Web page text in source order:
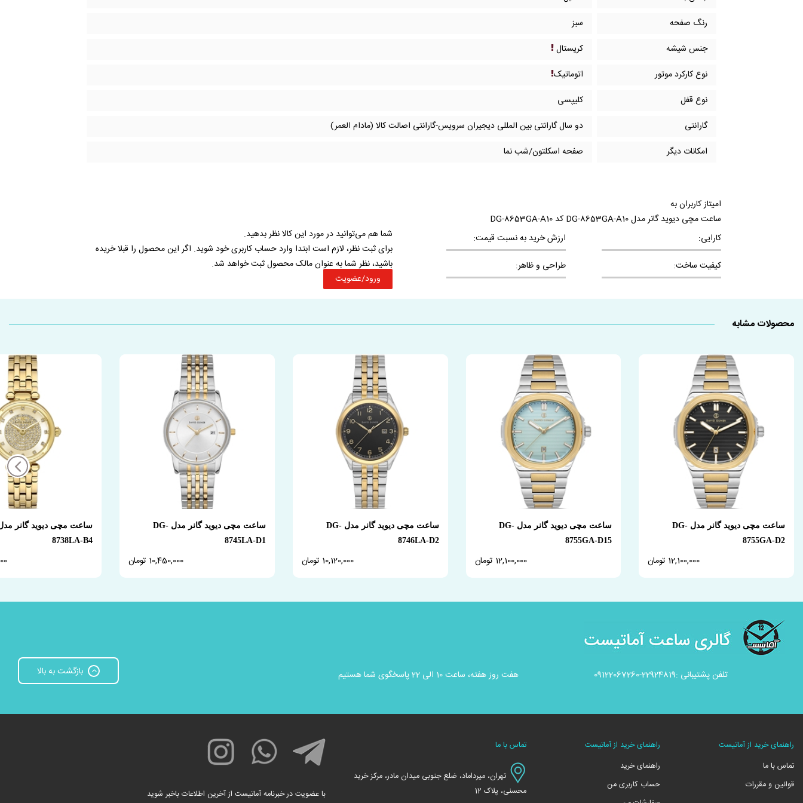
رنگ صفحه
سبز
جنس شیشه
کریستال
نوع کارکرد موتور
اتوماتیک
نوع قفل
کلیپسی
گارانتی
دو سال گارانتی بین المللی دیجیران سرویس-گارانتی اصالت کالا (مادام العمر)
امکانات دیگر
صفحه اسکلتون/شب نما
امیتاز کاربران به
ساعت مچی دیوید گانر مدل DG-8653GA-A10 کد DG-8653GA-A10
کارایی:
ارزش خرید به نسبت قیمت:
کیفیت ساخت:
طراحی و ظاهر:
شما هم می‌توانید در مورد این کالا نظر بدهید.
برای ثبت نظر، لازم است ابتدا وارد حساب کاربری خود شوید. اگر این محصول را قبلا خریده
باشید، نظر شما به عنوان مالک محصول ثبت خواهد شد.
ورود/عضویت
محصولات مشابه
ساعت مچی دیوید گانر مدل DG-
8755GA-D2
12,100,000 تومان
ساعت مچی دیوید گانر مدل DG-
8755GA-D15
12,100,000 تومان
ساعت مچی دیوید گانر مدل DG-
8746LA-D2
10,120,000 تومان
ساعت مچی دیوید گانر مدل DG-
8745LA-D1
10,450,000 تومان
8738LA-B4
تلفن پشتیبانی :22924819-09122067260 هفت روز هفته، ساعت 10 الی 22 پاسخگوی شما هستیم بازگشت به بالا
راهنمای خرید از آماتیست
تماس با ما
قوانین و مقررات
راهنمای خرید از آماتیست
راهنمای خرید
حساب کاربری من
تماس با ما
تهران، میرداماد، ضلع جنوبی میدان مادر، مرکز خرید
محسنی، پلاک 12
با عضویت در خبرنامه آماتیست از آخرین اطلاعات باخبر شوید